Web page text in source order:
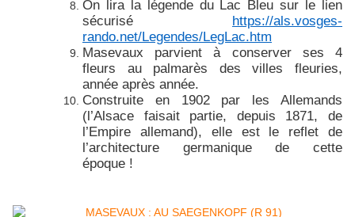
On lira la légende du Lac Bleu sur le lien
sécurisé https://als.vosges-
rando.net/Legendes/LegLac.htm
Masevaux parvient à conserver ses 4
fleurs au palmarès des villes fleuries,
année après année.
Construite en 1902 par les Allemands
(l’Alsace faisait partie, depuis 1871, de
l’Empire allemand), elle est le reflet de
l’architecture germanique de cette
époque !